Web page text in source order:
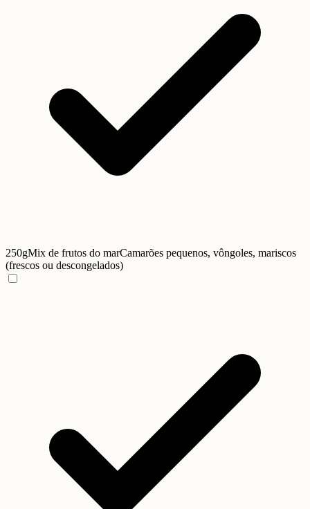
250gMix de frutos do marCamarões pequenos, vôngoles, mariscos
(frescos ou descongelados)